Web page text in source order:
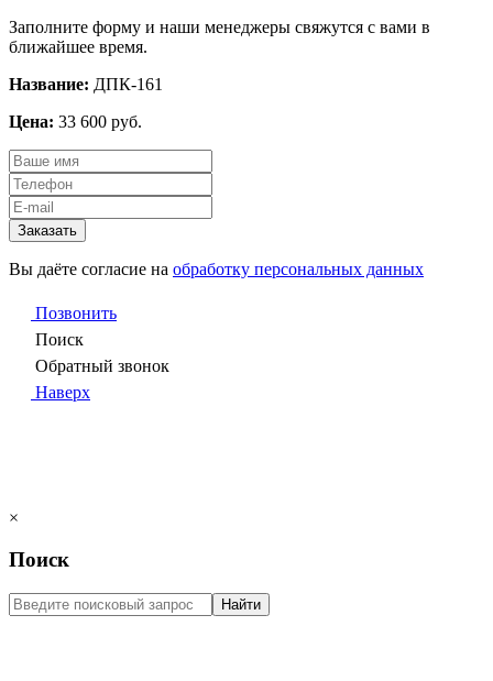
Заполните форму и наши менеджеры свяжутся с вами в
ближайшее время.
Название: ДПК-161
Цена: 33 600 руб.
Заказать
Вы даёте согласие на обработку персональных данных
Позвонить
Поиск
Обратный звонок
Наверх
×
Поиск
Найти